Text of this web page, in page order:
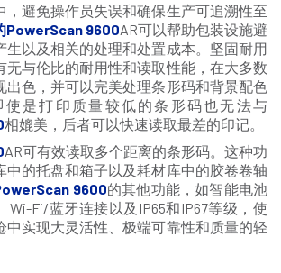
，避免操作员失误和确保生产可追溯性至
PowerScan 9600AR可以帮助包装设施避
生以及相关的处理和处置成本。坚固耐用
无与伦比的耐用性和读取性能，在大多数
出色，并可以完美处理条形码和背景配色
使是打印质量较低的条形码也无法与
相媲美，后者可以快速读取最差的印记。
AR可有效读取多个距离的条形码。这种功
中的托盘和箱子以及耗材库中的胶卷卷轴
can 9600的其他功能，如智能电池
Wi-Fi/蓝牙连接以及IP65和IP67等级，使
中实现大灵活性、极端可靠性和质量的轻